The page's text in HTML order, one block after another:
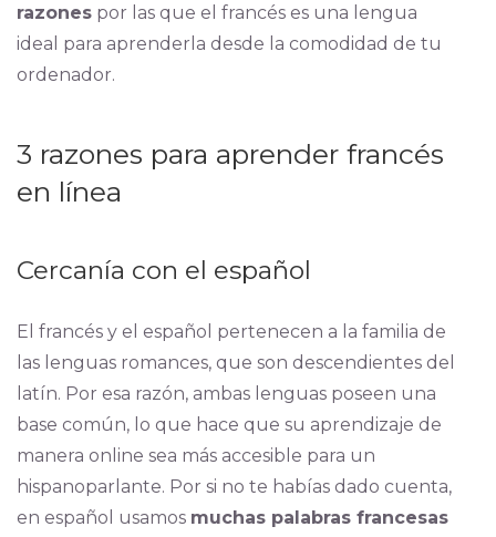
razonespor las que el francés es una lengua
ideal para aprenderla desde la comodidad de tu
ordenador.
3 razones para aprender francés
en línea
Cercanía con el español
El francés y el español pertenecen a la familia de
las lenguas romances, que son descendientes del
latín. Por esa razón, ambas lenguas poseen una
base común, lo que hace que su aprendizaje de
manera online sea más accesible para un
hispanoparlante. Por si no te habías dado cuenta,
en español usamos muchas palabras francesas